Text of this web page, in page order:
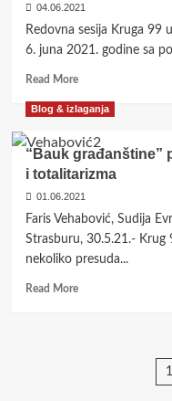
u
Washingtonu
reflektirat
se
ono
će
se
dešavati
u
BiH
04.06.2021
Redovna sesija Kruga 99
6. juna 2021. godine sa
Read MoreRead
about
Visoki
predstavnik
i
uloga
internacionalne
zajednice
BiH:
povratak
Blog & izlaganja
“Bauk građanštine”
i totalitarizma
01.06.2021
Faris Vehabović, Sudija
Strasburu, 30.5.21.- Krug
nekoliko presuda...
Read MoreRead
1